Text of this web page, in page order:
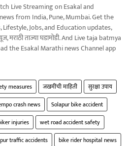
Live Streaming on Esakal and
from India, Pune, Mumbai. Get the
Jobs, and Education updates,
मराठी ताज्या घडामोडी. And Live taja batmya
the Esakal Marathi news Channel app
measures जखमींची माहिती
सुरक्षा उपाय
crash news
Solapur bike accident
injuries
wet road accident safety
traffic accidents
bike rider hospital news